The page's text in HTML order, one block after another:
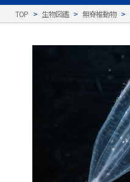
TOP > 生物図鑑 > 無脊椎動物 >